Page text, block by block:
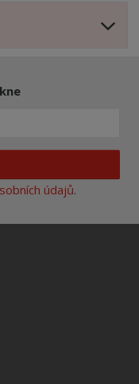
údajů.